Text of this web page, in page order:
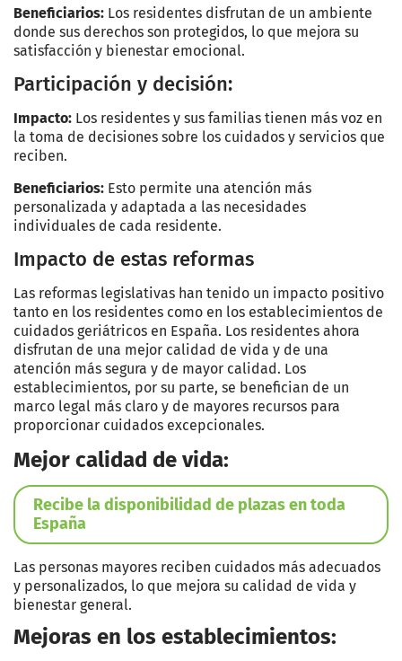
Beneficiarios: Los residentes disfrutan de un ambiente
donde sus derechos son protegidos, lo que mejora su
satisfacción y bienestar emocional.
Participación y decisión:
Impacto: Los residentes y sus familias tienen más voz en
la toma de decisiones sobre los cuidados y servicios que
reciben.
Beneficiarios: Esto permite una atención más
personalizada y adaptada a las necesidades
individuales de cada residente.
Impacto de estas reformas
Las reformas legislativas han tenido un impacto positivo
tanto en los residentes como en los establecimientos de
cuidados geriátricos en España. Los residentes ahora
disfrutan de una mejor calidad de vida y de una
atención más segura y de mayor calidad. Los
establecimientos, por su parte, se benefician de un
marco legal más claro y de mayores recursos para
proporcionar cuidados excepcionales.
Mejor calidad de vida:
Recibe la disponibilidad de plazas en toda
España
Las personas mayores reciben cuidados más adecuados
y personalizados, lo que mejora su calidad de vida y
bienestar general.
Mejoras en los establecimientos: